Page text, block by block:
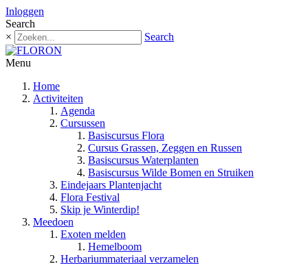
Inloggen
Search
×
Search
Menu
Home
Activiteiten
Agenda
Cursussen
Basiscursus Flora
Cursus Grassen, Zeggen en Russen
Basiscursus Waterplanten
Basiscursus Wilde Bomen en Struiken
Eindejaars Plantenjacht
Flora Festival
Skip je Winterdip!
Meedoen
Exoten melden
Hemelboom
Herbariummateriaal verzamelen